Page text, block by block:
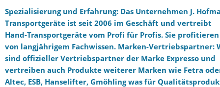
Spezialisierung und Erfahrung: Das Unternehmen J.
Transportgeräte ist seit 2006 im Geschäft und vertreibt
Hand-Transportgeräte vom Profi für Profis. Sie profitieren
von langjährigem Fachwissen. Marken-Vertriebspartner:
sind offizieller Vertriebspartner der Marke Expresso und
vertreiben auch Produkte weiterer Marken wie Fetra
Altec, ESB, Hanselifter, Gmöhling was für